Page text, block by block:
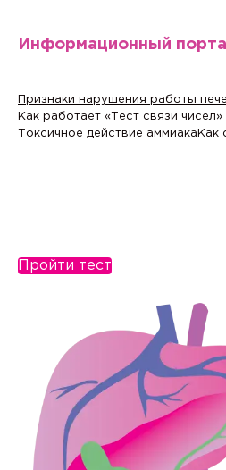
Информационный
Признаки нарушения работы
Как работает «Тест связи чисел»
Токсичное действие аммиака Как
Пройти тест